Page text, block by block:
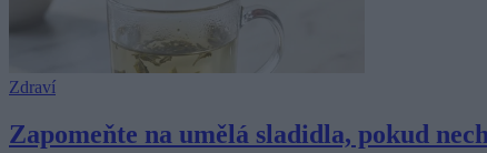
Zdraví
Zapomeňte na umělá sladidla, pokud